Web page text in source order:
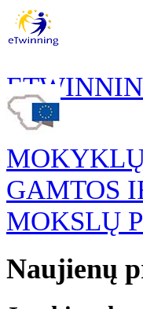
GAMTOS
MOKSLŲ
Naujienų